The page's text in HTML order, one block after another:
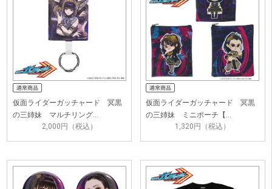
仮面ライダーガッチャード 冥黒
の三姉妹 マルチリング…
2,000円（税込）
仮面ライダーガッチャード 冥黒
の三姉妹 ミニポーチ【…
1,320円（税込）